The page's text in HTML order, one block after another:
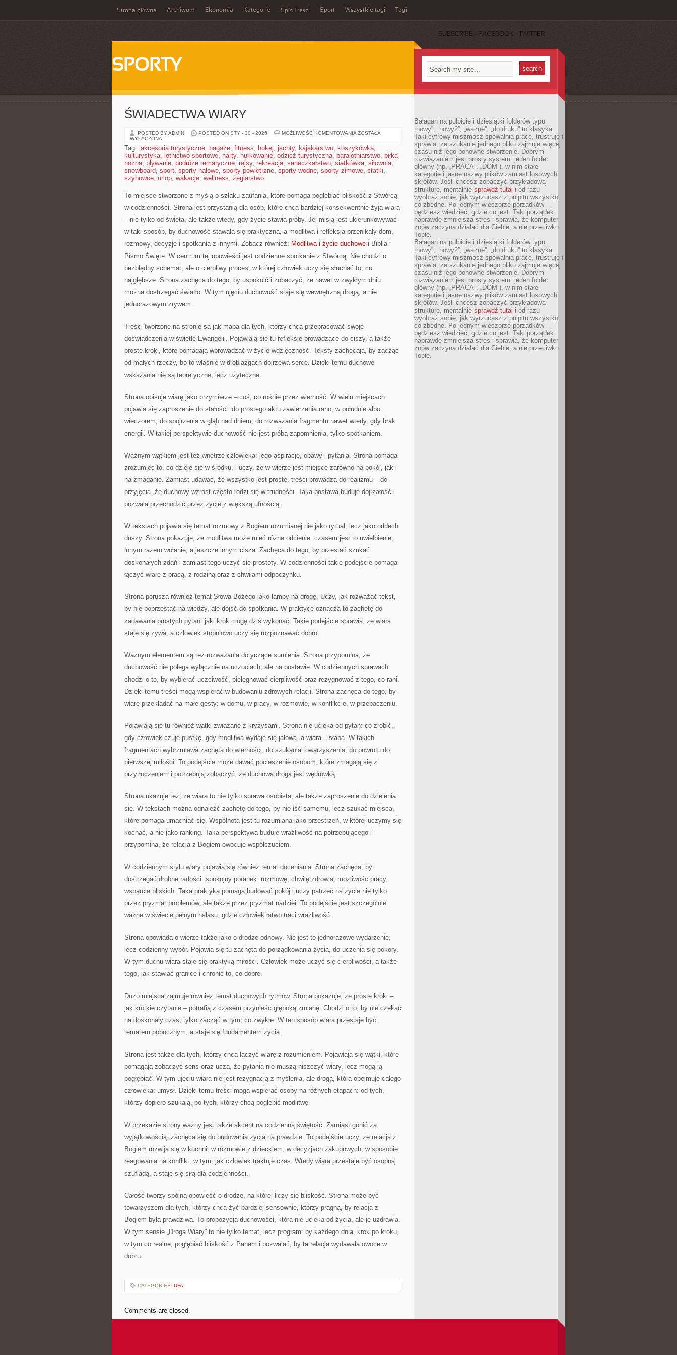
Strona główna Archiwum Ekonomia Kategorie Spis Treści Sport Wszystkie tagi Tagi
SUBSCRIBE FACEBOOK TWITTER
SPORTY
ŚWIADECTWA WIARY
POSTED BY ADMIN POSTED ON STY - 30 - 2026 MOŻLIWOŚĆ KOMENTOWANIA ŚWIADECTWA
ZOSTAŁA
WYŁĄCZONA
Tagi: akcesoria turystyczne, bagaże, fitness, hokej, jachty, kajakarstwo, koszykówka,
kulturystyka, lotnictwo sportowe, narty, nurkowanie, odzież turystyczna, paralotniarstwo, piłka
nożna, pływanie, podróże tematyczne, rejsy, rekreacja, saneczkarstwo, siatkówka, siłownia,
snowboard, sport, sporty halowe, sporty powietrzne, sporty wodne, sporty zimowe, statki,
szybowce, urlop, wakacje, wellness, żeglarstwo
To miejsce stworzone z myślą o szlaku zaufania, które pomaga pogłębiać bliskość z Stwórcą
w codzienności. Strona jest przystanią dla osób, które chcą bardziej konsekwentnie żyją wiarą
– nie tylko od święta, ale także wtedy, gdy życie stawia próby. Jej misją jest ukierunkowywać
w taki sposób, by duchowość stawała się praktyczna, a modlitwa i refleksja przenikały dom,
rozmowy, decyzje i spotkania z innymi. Zobacz również: Modlitwa i życie duchowe i Biblia i
Pismo Święte. W centrum tej opowieści jest codzienne spotkanie z Stwórcą. Nie chodzi o
bezbłędny schemat, ale o cierpliwy proces, w której człowiek uczy się słuchać to, co
najgłębsze. Strona zachęca do tego, by uspokoić i zobaczyć, że nawet w zwykłym dniu
można dostrzegać światło. W tym ujęciu duchowość staje się wewnętrzną drogą, a nie
jednorazowym zrywem.
Treści tworzone na stronie są jak mapa dla tych, którzy chcą przepracować swoje
doświadczenia w świetle Ewangelii. Pojawiają się tu refleksje prowadzące do ciszy, a także
proste kroki, które pomagają wprowadzać w życie wdzięczność. Teksty zachęcają, by zacząć
od małych rzeczy, bo to właśnie w drobiazgach dojrzewa serce. Dzięki temu duchowe
wskazania nie są teoretyczne, lecz użyteczne.
Strona opisuje wiarę jako przymierze – coś, co rośnie przez wierność. W wielu miejscach
pojawia się zaproszenie do stałości: do prostego aktu zawierzenia rano, w południe albo
wieczorem, do spojrzenia w głąb nad dniem, do rozważania fragmentu nawet wtedy, gdy brak
energii. W takiej perspektywie duchowość nie jest próbą zapomnienia, tylko spotkaniem.
Ważnym wątkiem jest też wnętrze człowieka: jego aspiracje, obawy i pytania. Strona pomaga
zrozumieć to, co dzieje się w środku, i uczy, że w wierze jest miejsce zarówno na pokój, jak i
na zmaganie. Zamiast udawać, że wszystko jest proste, treści prowadzą do realizmu – do
przyjęcia, że duchowy wzrost często rodzi się w trudności. Taka postawa buduje dojrzałość i
pozwala przechodzić przez życie z większą ufnością.
W tekstach pojawia się temat rozmowy z Bogiem rozumianej nie jako rytuał, lecz jako oddech
duszy. Strona pokazuje, że modlitwa może mieć różne odcienie: czasem jest to uwielbienie,
innym razem wołanie, a jeszcze innym cisza. Zachęca do tego, by przestać szukać
doskonałych zdań i zamiast tego uczyć się prostoty. W codzienności takie podejście pomaga
łączyć wiarę z pracą, z rodziną oraz z chwilami odpoczynku.
Strona porusza również temat Słowa Bożego jako lampy na drogę. Uczy, jak rozważać tekst,
by nie poprzestać na wiedzy, ale dojść do spotkania. W praktyce oznacza to zachętę do
zadawania prostych pytań: jaki krok mogę dziś wykonać. Takie podejście sprawia, że wiara
staje się żywa, a człowiek stopniowo uczy się rozpoznawać dobro.
Ważnym elementem są też rozważania dotyczące sumienia. Strona przypomina, że
duchowość nie polega wyłącznie na uczuciach, ale na postawie. W codziennych sprawach
chodzi o to, by wybierać uczciwość, pielęgnować cierpliwość oraz rezygnować z tego, co rani.
Dzięki temu treści mogą wspierać w budowaniu zdrowych relacji. Strona zachęca do tego, by
wiarę przekładać na małe gesty: w domu, w pracy, w rozmowie, w konflikcie, w przebaczeniu.
Pojawiają się tu również wątki związane z kryzysami. Strona nie ucieka od pytań: co zrobić,
gdy człowiek czuje pustkę, gdy modlitwa wydaje się jałowa, a wiara – słaba. W takich
fragmentach wybrzmiewa zachęta do wierności, do szukania towarzyszenia, do powrotu do
pierwszej miłości. To podejście może dawać pocieszenie osobom, które zmagają się z
przytłoczeniem i potrzebują zobaczyć, że duchowa droga jest wędrówką.
Strona ukazuje też, że wiara to nie tylko sprawa osobista, ale także zaproszenie do dzielenia
się. W tekstach można odnaleźć zachętę do tego, by nie iść samemu, lecz szukać miejsca,
które pomaga umacniać się. Wspólnota jest tu rozumiana jako przestrzeń, w której uczymy się
kochać, a nie jako ranking. Taka perspektywa buduje wrażliwość na potrzebującego i
przypomina, że relacja z Bogiem owocuje współczuciem.
W codziennym stylu wiary pojawia się również temat doceniania. Strona zachęca, by
dostrzegać drobne radości: spokojny poranek, rozmowę, chwilę zdrowia, możliwość pracy,
wsparcie bliskich. Taka praktyka pomaga budować pokój i uczy patrzeć na życie nie tylko
przez pryzmat problemów, ale także przez pryzmat nadziei. To podejście jest szczególnie
ważne w świecie pełnym hałasu, gdzie człowiek łatwo traci wrażliwość.
Strona opowiada o wierze także jako o drodze odnowy. Nie jest to jednorazowe wydarzenie,
lecz codzienny wybór. Pojawia się tu zachęta do porządkowania życia, do uczenia się pokory.
W tym duchu wiara staje się praktyką miłości. Człowiek może uczyć się cierpliwości, a także
tego, jak stawiać granice i chronić to, co dobre.
Dużo miejsca zajmuje również temat duchowych rytmów. Strona pokazuje, że proste kroki –
jak krótkie czytanie – potrafią z czasem przynieść głęboką zmianę. Chodzi o to, by nie czekać
na doskonały czas, tylko zacząć w tym, co zwykłe. W ten sposób wiara przestaje być
tematem pobocznym, a staje się fundamentem życia.
Strona jest także dla tych, którzy chcą łączyć wiarę z rozumieniem. Pojawiają się wątki, które
pomagają zobaczyć sens oraz uczą, że pytania nie muszą niszczyć wiary, lecz mogą ją
pogłębiać. W tym ujęciu wiara nie jest rezygnacją z myślenia, ale drogą, która obejmuje całego
człowieka: umysł. Dzięki temu treści mogą wspierać osoby na różnych etapach: od tych,
którzy dopiero szukają, po tych, którzy chcą pogłębić modlitwę.
W przekazie strony ważny jest także akcent na codzienną świętość. Zamiast gonić za
wyjątkowością, zachęca się do budowania życia na prawdzie. To podejście uczy, że relacja z
Bogiem rozwija się w kuchni, w rozmowie z dzieckiem, w decyzjach zakupowych, w sposobie
reagowania na konflikt, w tym, jak człowiek traktuje czas. Wtedy wiara przestaje być osobną
szufladą, a staje się siłą dla codzienności.
Całość tworzy spójną opowieść o drodze, na której liczy się bliskość. Strona może być
towarzyszem dla tych, którzy chcą żyć bardziej sensownie, którzy pragną, by relacja z
Bogiem była prawdziwa. To propozycja duchowości, która nie ucieka od życia, ale je uzdrawia.
W tym sensie „Droga Wiary” to nie tylko temat, lecz program: by każdego dnia, krok po kroku,
w tym co realne, pogłębiać bliskość z Panem i pozwalać, by ta relacja wydawała owoce w
dobru.
CATEGORIES: UFA
Comments are closed.
Bałagan na pulpicie i dziesiątki folderów typu
„nowy”, „nowy2”, „ważne”, „do druku” to klasyka.
Taki cyfrowy miszmasz spowalnia pracę, frustruje i
sprawia, że szukanie jednego pliku zajmuje więcej
czasu niż jego ponowne stworzenie. Dobrym
rozwiązaniem jest prosty system: jeden folder
główny (np. „PRACA”, „DOM”), w nim stałe
kategorie i jasne nazwy plików zamiast losowych
skrótów. Jeśli chcesz zobaczyć przykładową
strukturę, mentalnie sprawdź tutaj i od razu
wyobraź sobie, jak wyrzucasz z pulpitu wszystko,
co zbędne. Po jednym wieczorze porządków
będziesz wiedzieć, gdzie co jest. Taki porządek
naprawdę zmniejsza stres i sprawia, że komputer
znów zaczyna działać dla Ciebie, a nie przeciwko
Tobie.
Bałagan na pulpicie i dziesiątki folderów typu
„nowy”, „nowy2”, „ważne”, „do druku” to klasyka.
Taki cyfrowy miszmasz spowalnia pracę, frustruje i
sprawia, że szukanie jednego pliku zajmuje więcej
czasu niż jego ponowne stworzenie. Dobrym
rozwiązaniem jest prosty system: jeden folder
główny (np. „PRACA”, „DOM”), w nim stałe
kategorie i jasne nazwy plików zamiast losowych
skrótów. Jeśli chcesz zobaczyć przykładową
strukturę, mentalnie sprawdź tutaj i od razu
wyobraź sobie, jak wyrzucasz z pulpitu wszystko,
co zbędne. Po jednym wieczorze porządków
będziesz wiedzieć, gdzie co jest. Taki porządek
naprawdę zmniejsza stres i sprawia, że komputer
znów zaczyna działać dla Ciebie, a nie przeciwko
Tobie.